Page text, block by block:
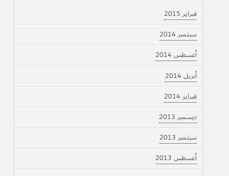
فبراير 2015
سبتمبر 2014
أغسطس 2014
أبريل 2014
فبراير 2014
ديسمبر 2013
سبتمبر 2013
أغسطس 2013